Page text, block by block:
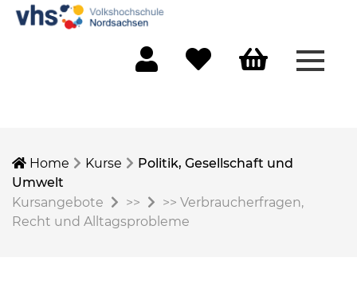
Home Kurse
Politik, Gesellschaft und
Umwelt
Kursangebote
>> >> Verbraucherfragen,
Recht und Alltagsprobleme